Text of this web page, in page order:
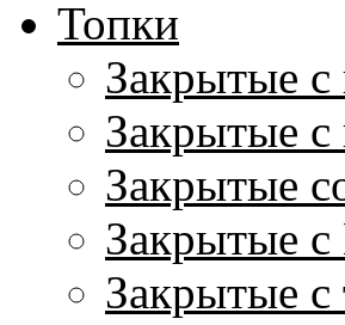
Топки
Закрытые
Закрытые с
Закрытые
Закрытые
Закрытые с